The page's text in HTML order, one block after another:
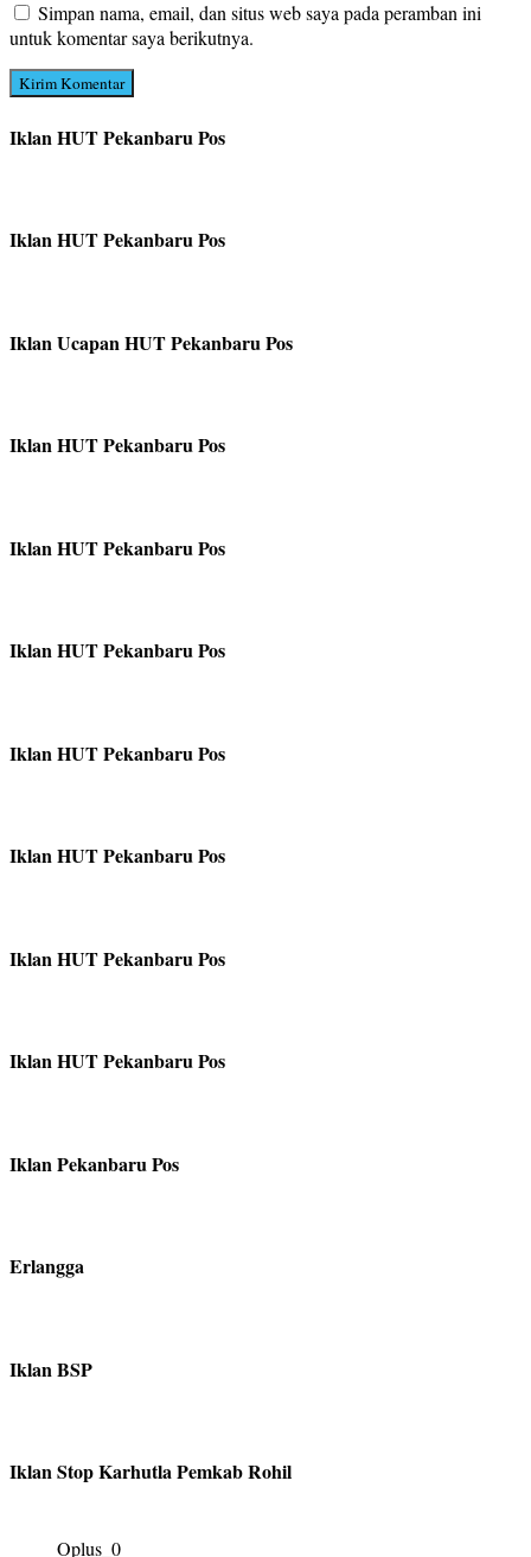
Simpan nama, email, dan situs web saya pada peramban ini
untuk komentar saya berikutnya.
Iklan HUT Pekanbaru Pos
Iklan HUT Pekanbaru Pos
Iklan Ucapan HUT Pekanbaru Pos
Iklan HUT Pekanbaru Pos
Iklan HUT Pekanbaru Pos
Iklan HUT Pekanbaru Pos
Iklan HUT Pekanbaru Pos
Iklan HUT Pekanbaru Pos
Iklan HUT Pekanbaru Pos
Iklan HUT Pekanbaru Pos
Iklan Pekanbaru Pos
Erlangga
Iklan BSP
Iklan Stop Karhutla Pemkab Rohil
Oplus_0